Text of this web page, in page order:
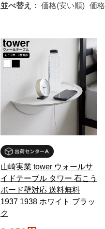
並べ替え： 価格(安い順) 価
山崎実業 tower ウォールサ
イドテーブル タワー 石こう
ボード壁対応 送料無料
1937 1938 ホワイト ブラッ
ク